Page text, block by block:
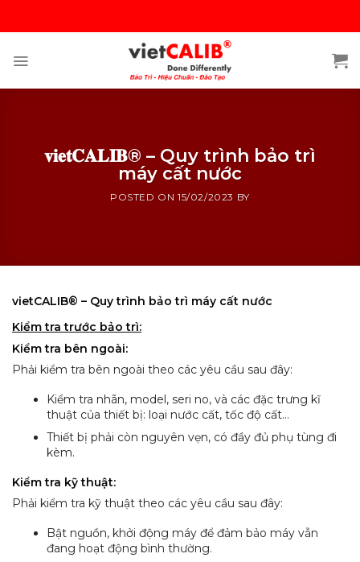
content
𝐯𝐢𝐞𝐭𝐂𝐀𝐋𝐈𝐁® – Quy trình bảo trì
máy cất nước
POSTED ON15/02/2023 BY
vietCALIB® – Quy trình bảo trì máy cất nước
Kiểm tra trước bảo trì:
Kiểm tra bên ngoài:
Phải kiểm tra bên ngoài theo các yêu cầu sau đây:
Kiểm tra nhãn, model, seri no, và các đặc trưng kĩ
thuật của thiết bị: loại nước cất, tốc độ cất…
Thiết bị phải còn nguyên vẹn, có đầy đủ phụ tùng đi
kèm.
Kiểmtra kỹ thuật:
Phải kiểm tra kỹ thuật theo các yêu cầu sau đây:
Bật nguồn, khởi động máy để đảm bảo máy vẫn
đang hoạt động bình thường.